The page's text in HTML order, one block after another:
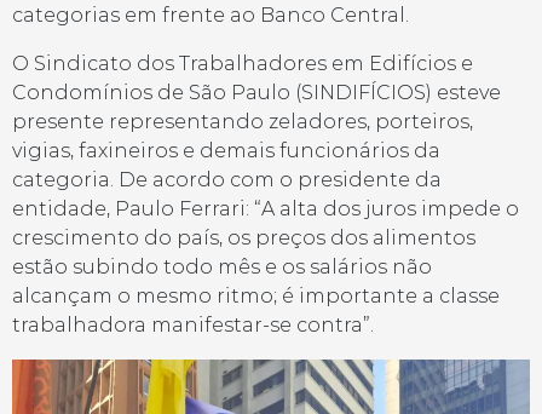
categorias em frente ao Banco Central.
O Sindicato dos Trabalhadores em Edifícios e
Condomínios de São Paulo (SINDIFÍCIOS) esteve
presente representando zeladores, porteiros,
vigias, faxineiros e demais funcionários da
categoria. De acordo com o presidente da
entidade, Paulo Ferrari: “A alta dos juros impede o
crescimento do país, os preços dos alimentos
estão subindo todo mês e os salários não
alcançam o mesmo ritmo; é importante a classe
trabalhadora manifestar-se contra”.